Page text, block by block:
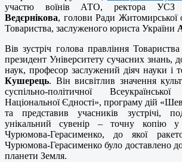
участю воїнів АТО, ректора УСЗ
Ведєрнікова, голови Ради Житомирської
Товариства, заслуженого юриста України
Вів зустріч голова правління
президент Університету сучасних знань,
наук, професор заслужений діяч науки і
Кушерець. Він висвітлив значення
суспільно-політичної
Національної Єдності», програму дій
та представив учасників зустрічі,
унікальний сувенір – точну копію у
Чурюмова-Герасименко, до якої
Чурюмова-Герасименко було доставлено
планети Земля.